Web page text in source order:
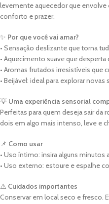
levemente aquecedor que
conforto e prazer.
✨ Por que você vai amar?
• Sensação deslizante que torna
• Aquecimento suave que
• Aromas frutados irresistíveis que
• Beijável: ideal para explorar
💡 Uma experiência sensorial
Perfeitas para quem deseja sair
dois em algo mais intenso, leve e
📌 Como usar
• Uso íntimo: insira alguns minutos
• Uso externo: estoure e espalhe
⚠️ Cuidados importantes
Conservar em local seco e fresco.